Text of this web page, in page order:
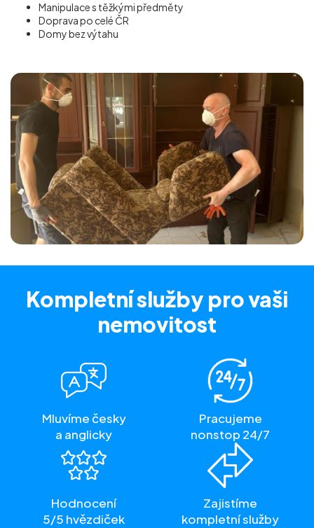
Manipulace s těžkými předměty
Doprava po celé ČR
Domy bez výtahu
Kompletní služby pro vaši
nemovitost
Mluvíme česky
a anglicky
Pracujeme
nonstop 24/7
Hodnocení
5/5 hvězdiček
Zajistíme
kompletní služby